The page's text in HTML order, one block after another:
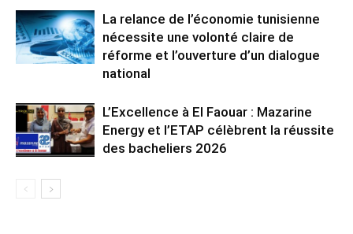
La relance de l’économie tunisienne
nécessite une volonté claire de
réforme et l’ouverture d’un dialogue
national
L’Excellence à El Faouar : Mazarine
Energy et l’ETAP célèbrent la réussite
des bacheliers 2026